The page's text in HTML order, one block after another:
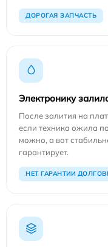
ДОРОГАЯ ЗАПЧАСТЬ
Электронику
После залития на
если техника ожила
можно, а вот
гарантирует.
НЕТ ГАРАНТИИ